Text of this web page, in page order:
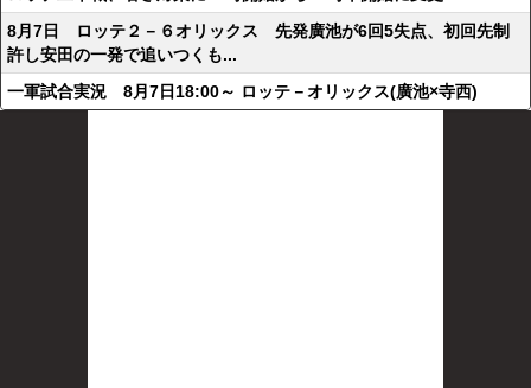
8月7日 ロッテ２－６オリックス 先発廣池が6回5失点、初回先制
許し安田の一発で追いつくも...
一軍試合実況 8月7日18:00～ ロッテ－オリックス(廣池×寺西)